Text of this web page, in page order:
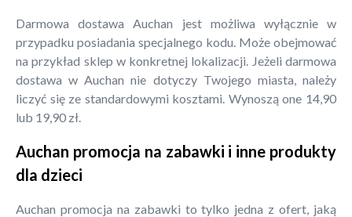
Darmowa dostawa Auchan jest możliwa wyłącznie w
przypadku posiadania specjalnego kodu. Może obejmować
na przykład sklep w konkretnej lokalizacji. Jeżeli darmowa
dostawa w Auchan nie dotyczy Twojego miasta, należy
liczyć się ze standardowymi kosztami. Wynoszą one 14,90
lub 19,90 zł.
Auchan promocja na zabawki i inne produkty
dla dzieci
Auchan promocja na zabawki to tylko jedna z ofert, jaką